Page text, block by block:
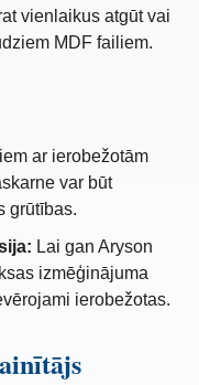
vienlaikus atgūt vai
MDF failiem.
ar ierobežotām
var būt
grūtības.
Lai gan Aryson
izmēģinājuma
ierobežotas.